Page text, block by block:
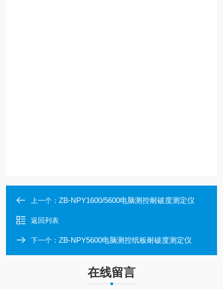
上一个： ZB-NPY1600/5600电脑测控耐破度测定仪
返回列表
下一个： ZB-NPY5600电脑测控纸板耐破度测定仪
在线留言